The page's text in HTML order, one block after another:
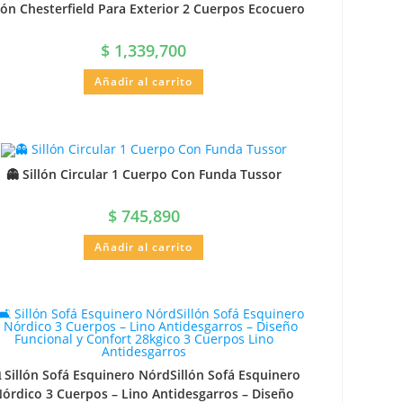
Chesterfield Para Exterior 2 Cuerpos Ecocuero
$ 1,339,700
Añadir al carrito
👻 Sillón Circular 1 Cuerpo Con Funda Tussor
$745,890
Añadir al carrito
Sofá Esquinero NórdSillón Sofá Esquinero
3 Cuerpos – Lino Antidesgarros – Diseño